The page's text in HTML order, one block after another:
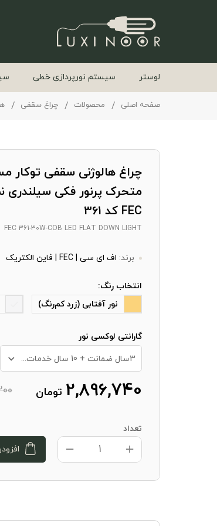
لوستر سیستم نورپردازی خطی
صفحه اصلی محصولات چراغ سقفی
چراغ هالوژنی سقفی توکار
FEC کد 361
FEC 361-30W-COB LED FLAT DOWN LIGHT
برند: اف ای سی | FEC | فاین الکتریک
انتخاب رنگ:
نور آفتابی (زرد کم‌رنگ)
گارانتی لوکسی نور
3سال ضمانت + 10 سال خدمات پس از فروش
2,896,740 تومان
تعداد